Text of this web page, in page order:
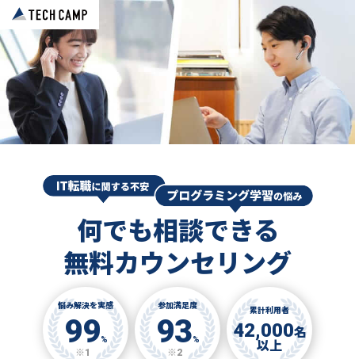
何でも相談できる
無料カウンセリング
悩み解決を実感
99%
※1
参加満足度
93%
※2
累計利用者
42,000名
以上